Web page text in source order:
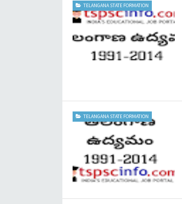
TELANGANA STATE FORMATION
TELANGANA STATE FORMATION